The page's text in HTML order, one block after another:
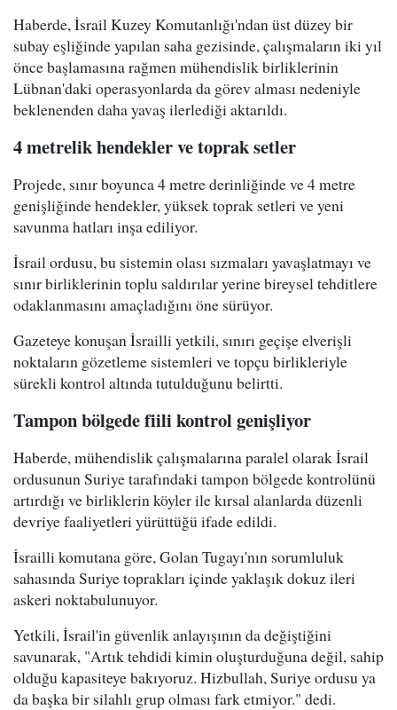
Haberde, İsrail Kuzey Komutanlığı'ndan üst düzey bir
subay eşliğinde yapılan saha gezisinde, çalışmaların iki yıl
önce başlamasına rağmen mühendislik birliklerinin
Lübnan'daki operasyonlarda da görev alması nedeniyle
beklenenden daha yavaş ilerlediği aktarıldı.
4 metrelik hendekler ve toprak setler
Projede, sınır boyunca 4 metre derinliğinde ve 4 metre
genişliğinde hendekler, yüksek toprak setleri ve yeni
savunma hatları inşa ediliyor.
İsrail ordusu, bu sistemin olası sızmaları yavaşlatmayı ve
sınır birliklerinin toplu saldırılar yerine bireysel tehditlere
odaklanmasını amaçladığını öne sürüyor.
Gazeteye konuşan İsrailli yetkili, sınırı geçişe elverişli
noktaların gözetleme sistemleri ve topçu birlikleriyle
sürekli kontrol altında tutulduğunu belirtti.
Tampon bölgede fiili kontrol genişliyor
Haberde, mühendislik çalışmalarına paralel olarak İsrail
ordusunun Suriye tarafındaki tampon bölgede kontrolünü
artırdığı ve birliklerin köyler ile kırsal alanlarda düzenli
devriye faaliyetleri yürüttüğü ifade edildi.
İsrailli komutana göre, Golan Tugayı'nın sorumluluk
sahasında Suriye toprakları içinde yaklaşık dokuz ileri
askeri noktabulunuyor.
Yetkili, İsrail'in güvenlik anlayışının da değiştiğini
savunarak, "Artık tehdidi kimin oluşturduğuna değil, sahip
olduğu kapasiteye bakıyoruz. Hizbullah, Suriye ordusu ya
da başka bir silahlı grup olması fark etmiyor." dedi.